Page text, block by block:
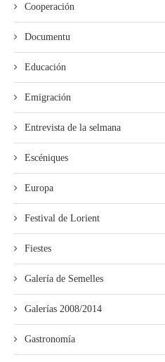
Cooperación
Documentu
Educación
Emigración
Entrevista de la selmana
Escéniques
Europa
Festival de Lorient
Fiestes
Galería de Semelles
Galerías 2008/2014
Gastronomía